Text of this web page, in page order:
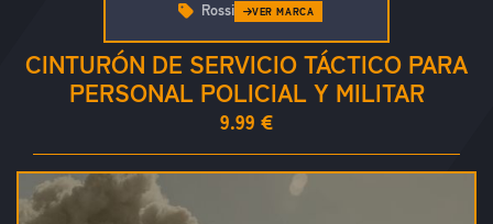
CINTURÓN DE SERVICIO TÁCTICO PARA
PERSONAL POLICIAL Y MILITAR
9.99 €
Rossi VER MARCA